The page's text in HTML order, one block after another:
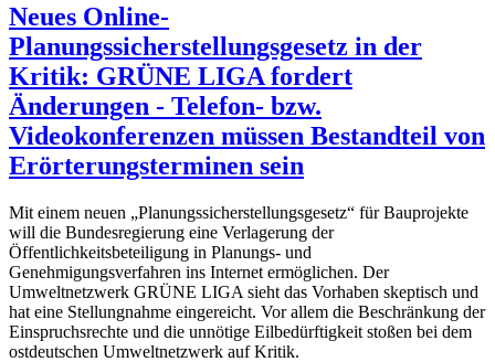
Neues Online-
Planungssicherstellungsgesetz in der
Kritik: GRÜNE LIGA fordert
Änderungen - Telefon- bzw.
Videokonferenzen müssen Bestandteil von
Erörterungsterminen sein
Mit einem neuen „Planungssicherstellungsgesetz“ für Bauprojekte
will die Bundesregierung eine Verlagerung der
Öffentlichkeitsbeteiligung in Planungs- und
Genehmigungsverfahren ins Internet ermöglichen. Der
Umweltnetzwerk GRÜNE LIGA sieht das Vorhaben skeptisch und
hat eine Stellungnahme eingereicht. Vor allem die Beschränkung der
Einspruchsrechte und die unnötige Eilbedürftigkeit stoßen bei dem
ostdeutschen Umweltnetzwerk auf Kritik.